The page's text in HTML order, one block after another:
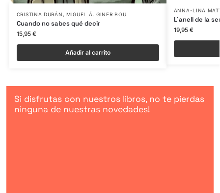
CRISTINA DURÁN , MIGUEL Á. GINER BOU
Cuando no sabes qué decir
15,95 €
Añadir al carrito
ANNA-LINA
L’anell de la
19,95 €
Si disfrutas con nuestros libros, no te pierdas
ninguna de nuestras novedades!